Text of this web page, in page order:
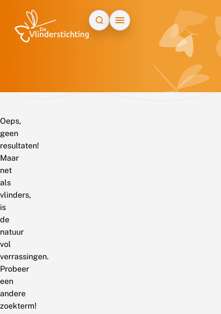
Oeps,
geen
resultaten!
Maar
net
als
vlinders,
is
de
natuur
vol
verrassingen.
Probeer
een
andere
zoekterm!